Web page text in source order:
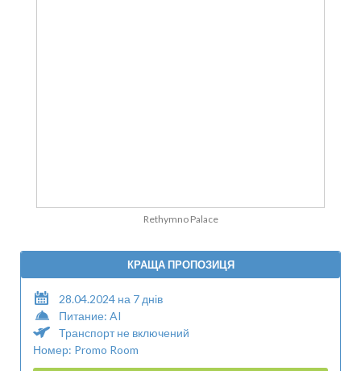
Rethymno Palace
КРАЩА ПРОПОЗИЦЯ
28.04.2024 на 7 днів
Питание: AI
Транспорт не включений
Номер: Promo Room